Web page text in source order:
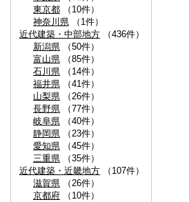
東京都 （10件）
神奈川県 （1件）
近代建築・中部地方 （436件）
新潟県 （50件）
富山県 （85件）
石川県 （14件）
福井県 （41件）
山梨県 （26件）
長野県 （77件）
岐阜県 （40件）
静岡県 （23件）
愛知県 （45件）
三重県 （35件）
近代建築・近畿地方 （107件）
滋賀県 （26件）
京都府 （10件）